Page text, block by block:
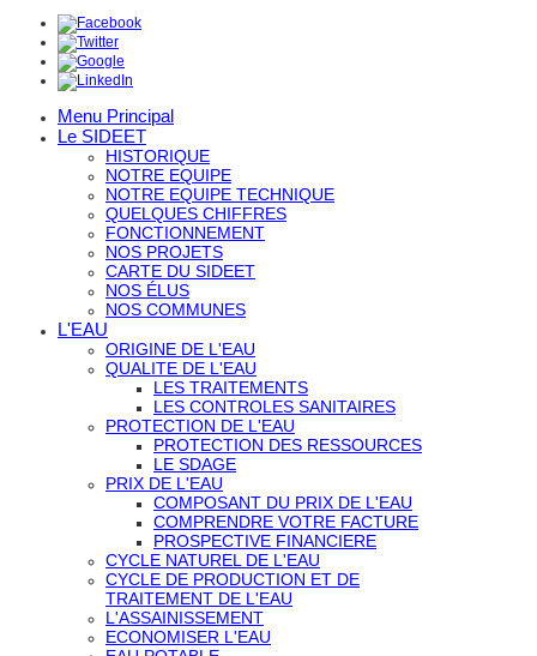
Menu Principal
Le SIDEET
HISTORIQUE
NOTRE EQUIPE
NOTRE EQUIPE TECHNIQUE
QUELQUES CHIFFRES
FONCTIONNEMENT
NOS PROJETS
CARTE DU SIDEET
NOS ÉLUS
NOS COMMUNES
L'EAU
ORIGINE DE L'EAU
QUALITE DE L'EAU
LES TRAITEMENTS
LES CONTROLES SANITAIRES
PROTECTION DE L'EAU
PROTECTION DES RESSOURCES
LE SDAGE
PRIX DE L'EAU
COMPOSANT DU PRIX DE L'EAU
COMPRENDRE VOTRE FACTURE
PROSPECTIVE FINANCIERE
CYCLE NATUREL DE L'EAU
CYCLE DE PRODUCTION ET DE
TRAITEMENT DE L'EAU
L'ASSAINISSEMENT
ECONOMISER L'EAU